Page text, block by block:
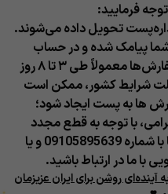
فرمایید:
یک‌بار به اداره‌پست تحویل داده می‌شوند.
پیامک شده و در حساب
کاربری‌تان قابل مشاهده است. سفارش‌ها معمولاً طی ۳ تا ۸ روز
شرایط کشور، ممکن است
ها به پست ایجاد شود؛
با توجه به قطع مجدد
اینترنت از طریق پیام‌رسان روبیکا با شماره 09105895639 و یا
با ما در ارتباط باشید.
روشن برای ایران عزیزمان
★